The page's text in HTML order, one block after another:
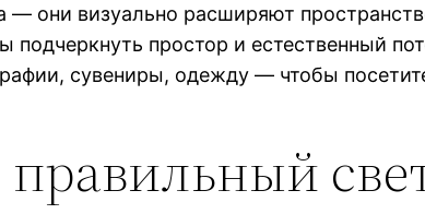
— они визуально расширяют
подчеркнуть простор и естественный
сувениры, одежду — чтобы